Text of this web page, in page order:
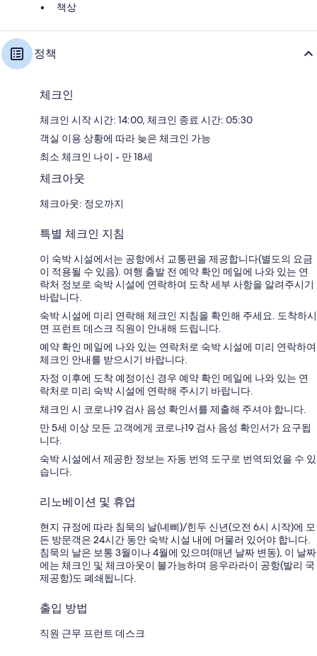
책상
정책
체크인
체크인 시작 시간: 14:00, 체크인 종료 시간: 05:30
객실 이용 상황에 따라 늦은 체크인 가능
최소 체크인 나이 - 만 18세
체크아웃
체크아웃: 정오까지
특별 체크인 지침
이 숙박 시설에서는 공항에서 교통편을 제공합니다(별도의 요금
이 적용될 수 있음). 여행 출발 전 예약 확인 메일에 나와 있는 연
락처 정보로 숙박 시설에 연락하여 도착 세부 사항을 알려주시기
바랍니다.
숙박 시설에 미리 연락해 체크인 지침을 확인해 주세요. 도착하시
면 프런트 데스크 직원이 안내해 드립니다.
예약 확인 메일에 나와 있는 연락처로 숙박 시설에 미리 연락하여
체크인 안내를 받으시기 바랍니다.
자정 이후에 도착 예정이신 경우 예약 확인 메일에 나와 있는 연
락처로 미리 숙박 시설에 연락해 주시기 바랍니다.
체크인 시 코로나19 검사 음성 확인서를 제출해 주셔야 합니다.
만 5세 이상 모든 고객에게 코로나19 검사 음성 확인서가 요구됩
니다.
숙박 시설에서 제공한 정보는 자동 번역 도구로 번역되었을 수 있
습니다.
리노베이션 및 휴업
현지 규정에 따라 침묵의 날(녜삐)/힌두 신년(오전 6시 시작)에 모
든 방문객은 24시간 동안 숙박 시설 내에 머물러 있어야 합니다.
침묵의 날은 보통 3월이나 4월에 있으며(매년 날짜 변동), 이 날짜
에는 체크인 및 체크아웃이 불가능하며 응우라라이 공항(발리 국
제공항)도 폐쇄됩니다.
출입 방법
직원 근무 프런트 데스크